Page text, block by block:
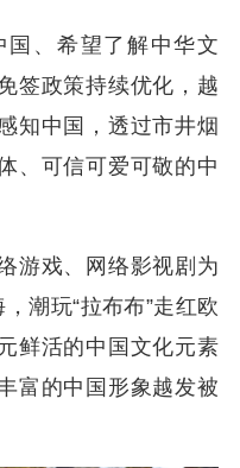
、希望了解中华文
签政策持续优化，越
知中国，透过市井烟
、可信可爱可敬的中
游戏、网络影视剧为
潮玩“拉布布”走红欧
鲜活的中国文化元素
富的中国形象越发被